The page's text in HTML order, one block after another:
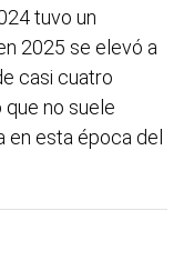
tuvo un
2025 se elevó a
casi cuatro
no suele
esta época del